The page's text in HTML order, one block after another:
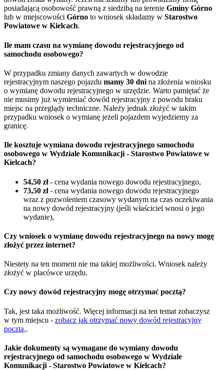
posiadającą osobowość prawną z siedzibą na terenie Gminy Górno
lub w miejscowości Górno to wniosek składamy w Starostwo
Powiatowe w Kielcach.
Ile mam czasu na wymianę dowodu rejestracyjnego od
samochodu osobowego?
W przypadku zmiany danych zawartych w dowodzie
rejestracyjnym naszego pojazdu mamy 30 dni na złożenia wniosku
o wymianę dowodu rejestracyjnego w urzędzie. Warto pamiętać że
nie musimy już wymieniać dowód rejestracyjny z powodu braku
miejsc na przeglądy techniczne. Należy jednak złożyć w takim
przypadku wniosek o wymianę jeżeli pojazdem wyjedziemy za
granicę.
Ile kosztuje wymiana dowodu rejestracyjnego samochodu
osobowego w Wydziale Komunikacji - Starostwo Powiatowe w
Kielcach?
54,50 zł- cena wydania nowego dowodu rejestracyjnego,
73,50 zł- cena wydania nowego dowodu rejestracyjnego
wraz z pozwoleniem czasowy wydanym na czas oczekiwania
na nowy dowód rejestracyjny (jeśli właściciel wnosi o jego
wydanie),
Czy wniosek o wymianę dowodu rejestracyjnego na nowy mogę
złożyć przez internet?
Niestety na ten moment nie ma takiej możliwości. Wniosek należy
złożyć w placówce urzędu.
Czy nowy dowód rejestracyjny mogę otrzymać pocztą?
Tak, jest taka możliwość. Więcej informacji na ten temat zobaczysz
w tym miejscu - zobacz jak otrzymać nowy dowód rejestracyjny
pocztą..
Jakie dokumenty są wymagane do wymiany dowodu
rejestracyjnego od samochodu osobowego w Wydziale
Komunikacji - Starostwo Powiatowe w Kielcach?